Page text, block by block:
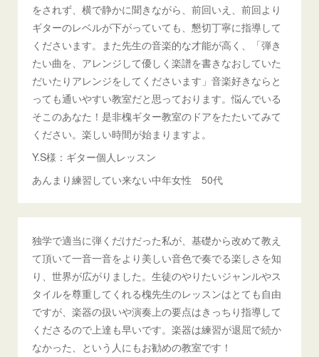
をされず、横で静かに聞きながら、前回いえ、前回より
ギターのレベルが下がっていても、懇切丁寧に指導して
くださいます。また先生の音楽的な才能が高く、「弾き
たい曲を、アレンジして優しく楽譜を書きなおしていた
だいたりアレンジをしてくださいます」音楽好きならと
っても通いやすい教室だと思っております。悩んでいる
そこのあなた！是非槐ギター教室のドアをたたいてみて
ください。楽しい時間が始まりますよ。
Y.S様：ギター個人レッスン
あんまり練習してい来ない中年女性 50代
独学で適当に弾くだけだった私が、基礎から改めて教え
て頂いて一音一音をより美しい音色で奏でる楽しさを知
り、世界が広がりました。生徒のやりたいジャンルやス
タイルを尊重してくれる槐先生のレッスンはとても自由
ですが、楽器の扱いや演奏上の要点はきっちり指導して
くださるので上達も早いです。楽器は練習が退屈で続か
なかった、という人にもお勧めの教室です！